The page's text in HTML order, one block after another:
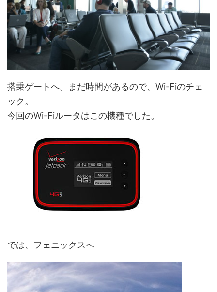
搭乗ゲートへ。まだ時間があるので、Wi-Fiのチェ
ック。
今回のWi-Fiルータはこの機種でした。
では、フェニックスへ